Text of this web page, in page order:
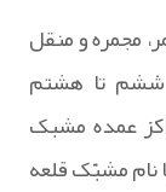
مجمره‌ و منقل‌
ششم‌ تا هشتم‌
عمده‌ مشبک‌
نام‌ مشبّک‌ قلعه‌